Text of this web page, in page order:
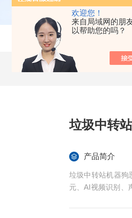
欢迎您！
来自局域网的朋
以帮助您的吗？
当前位置：
垃圾中转
产品简介
垃圾中转站机器狗
元、AI视频识别、